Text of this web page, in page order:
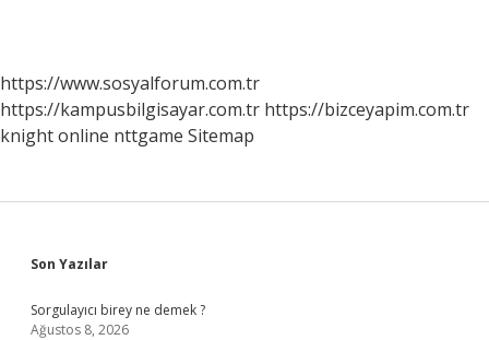
https://www.sosyalforum.com.tr
https://kampusbilgisayar.com.tr https://bizceyapim.com.tr
knight online nttgame Sitemap
Sidebar
Son Yazılar
Sorgulayıcı birey ne demek ?
Ağustos 8, 2026